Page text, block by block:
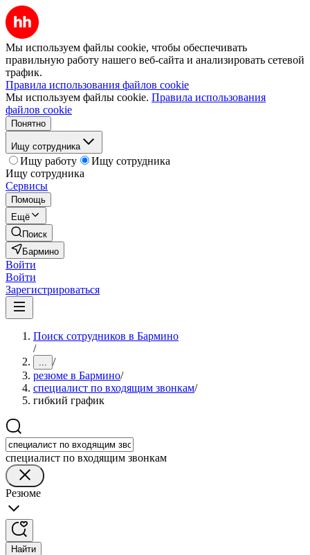
Мы используем файлы cookie, чтобы обеспечивать
правильную работу нашего веб-сайта и анализировать сетевой
трафик.
Правила использования файлов cookie
Мы используем файлы cookie. Правила использования
файлов cookie
Понятно
Ищу сотрудника
Ищу работу
Ищу сотрудника
Ищу сотрудника
Сервисы
Помощь
Ещё
Поиск
Бармино
Войти
Войти
Зарегистрироваться
Поиск сотрудников в Бармино
/
... /
резюме в Бармино/
специалист по входящим звонкам/
гибкий график
специалист по входящим звонкам
Резюме
Найти